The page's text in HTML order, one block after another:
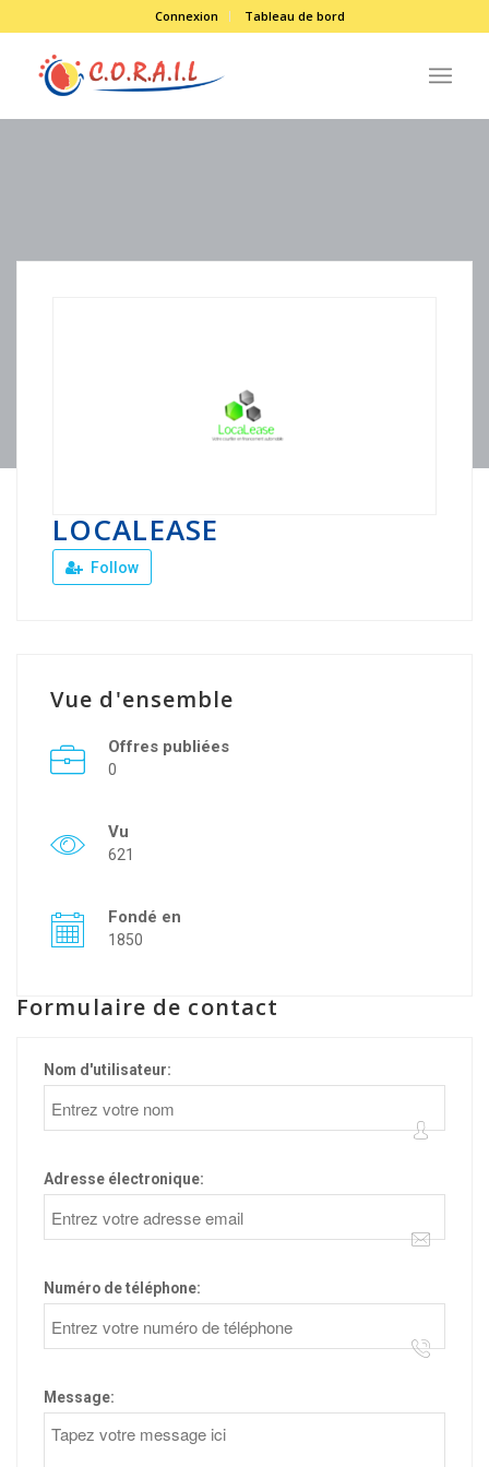
Connexion Tableau de bord
LOCALEASE
Follow
Vue d'ensemble
Offres publiées
0
Vu
621
Fondé en
1850
Formulaire de contact
Nom d'utilisateur:
Adresse électronique:
Numéro de téléphone:
Message: